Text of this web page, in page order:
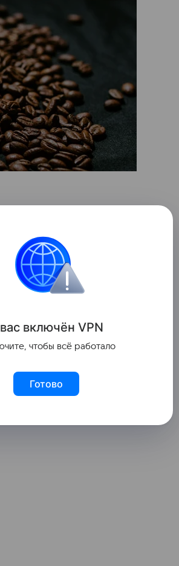
Сейчас
миллионов
80-летия
торговли
бы подстегнуть
экспорта
включён VPN
чтобы всё работало
Готово